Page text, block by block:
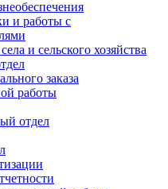
и работы с
и сельского хозяйства
заказа
работы
отдел